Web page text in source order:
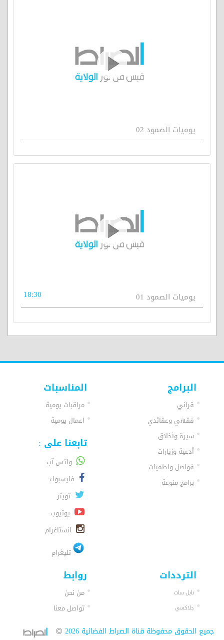
يوميات الصمود 02
يوميات الصمود 01 18:30
البرامج
قراني
فقهي وعقائدي
سيرة وأخلاق
أدعية وزيارات
فواصل ولطميات
برامج منوعة
المناسبات
مراقبات يومية
اعمال يومية
تابعنا على :
واتس آب
فايسبوك
تويتر
يوتيوب
انستاغرام
تليغرام
الترددات
نايل سات
جلاكسي
روابط
من نحن
تواصل معنا
جميع الحقوق محفوظة قناة الصراط الفضائية 2026